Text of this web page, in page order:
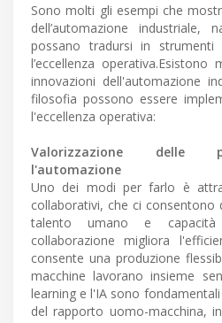
Sono molti gli esempi che
dell’automazione industriale,
possano tradursi in strumenti
l’eccellenza
innovazioni dell'automazione
filosofia possono essere
l'eccellenza operativa:
Valorizzazione delle
l'automazione
Uno dei modi per farlo è
collaborativi, che ci consentono
talento umano e capacità
collaborazione migliora
consente una produzione
macchine lavorano insieme
learning e l'IA sono
del rapporto uomo-macchina,